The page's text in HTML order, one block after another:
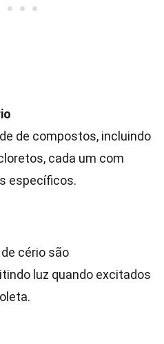
de compostos, incluindo
cada um com
específicos.
cério são
luz quando excitados